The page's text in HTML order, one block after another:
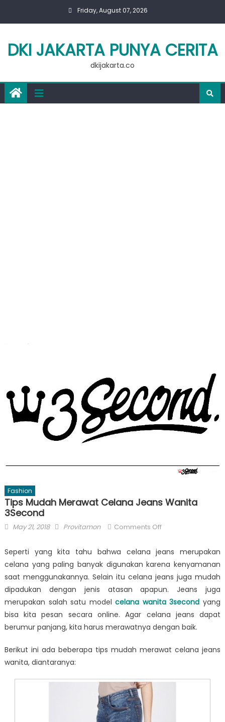
Friday, August 07, 2026
DKI JAKARTA PUNYA CERITA
dkijakarta.co
Fashion
Tips Mudah Merawat Celana Jeans Wanita
3Second
Posted
May 21, 2018 Author
Provitamon Comments Offon
Mudah
Merawat
Celana
Jeans
3Second
Seperti yang kita tahu bahwa celana jeans merupakan
celana yang paling banyak digunakan karena kenyamanan
saat menggunakannya. Selain itu celana jeans juga mudah
dipadukan dengan jenis atasan apapun. Jeans juga
merupakan salah satu modelcelana wanita 3second yang
bisa kita pesan secara online. Agar celana jeans dapat
berumur panjang, kita harus merawatnya dengan baik.
Berikut ini ada beberapa tips mudah merawat celana jeans
wanita, diantaranya: